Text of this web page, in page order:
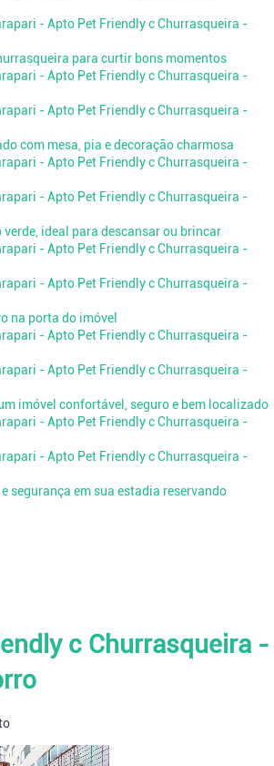
para curtir bons momentos
com mesa, pia e decoração charmosa
ideal para descansar ou brincar
na porta do imóvel
imóvel confortável, seguro e bem localizado
segurança em sua estadia reservando
c Churrasqueira -